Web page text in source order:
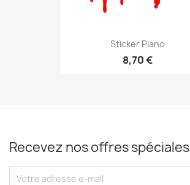
Sticker Piano
8,70 €
Recevez nos offres spéciales